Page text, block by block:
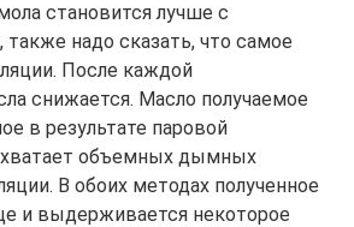
становится лучше с
надо сказать, что самое
После каждой
снижается. Масло получаемое
в результате паровой
хватает объемных дымных
В обоих методах полученное
и выдерживается некоторое